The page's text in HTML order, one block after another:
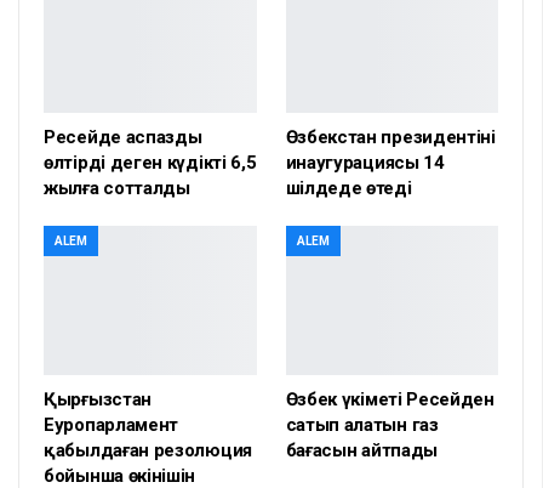
Ресейде аспазды
өлтірді деген күдікті 6,5
жылға сотталды
Өзбекстан президентінің
инаугурациясы 14
шілдеде өтеді
ALEM
Қырғызстан
Еуропарламент
қабылдаған резолюция
бойынша өкінішін
ALEM
Өзбек үкіметі Ресейден
сатып алатын газ
бағасын айтпады